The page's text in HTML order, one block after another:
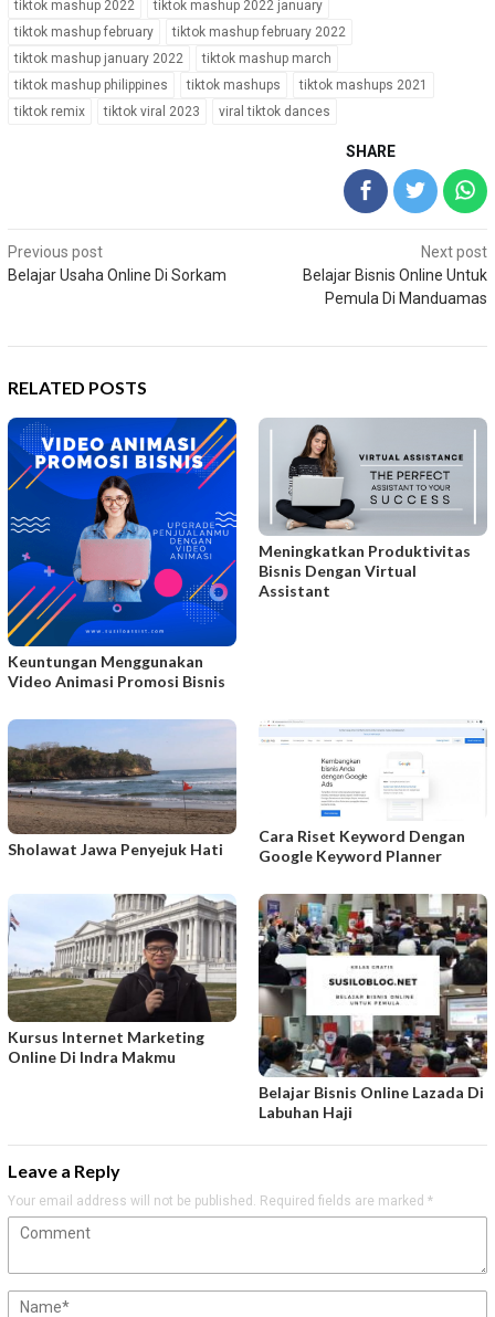
tiktok mashup 2022
tiktok mashup 2022 january
tiktok mashup february
tiktok mashup february 2022
tiktok mashup january 2022
tiktok mashup march
tiktok mashup philippines
tiktok mashups
tiktok mashups 2021
tiktok remix
tiktok viral 2023 viral tiktok dances
SHARE
Post
navigation
Previous post
Belajar Usaha Online Di Sorkam
Next post
Belajar Bisnis Online Untuk
Pemula Di Manduamas
RELATED POSTS
Keuntungan Menggunakan
Video Animasi Promosi Bisnis
Meningkatkan Produktivitas
Bisnis Dengan Virtual
Assistant
Sholawat Jawa Penyejuk Hati
Cara Riset Keyword Dengan
Google Keyword Planner
Kursus Internet Marketing
Online Di Indra Makmu
Belajar Bisnis Online Lazada Di
Labuhan Haji
Leave a Reply
Your email address will not be published. Required fields are marked *